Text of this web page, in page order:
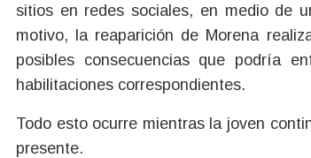
sitios en redes sociales, en medio de
motivo, la reaparición de Morena
posibles consecuencias que podría
habilitaciones correspondientes.
Todo esto ocurre mientras la joven
presente.